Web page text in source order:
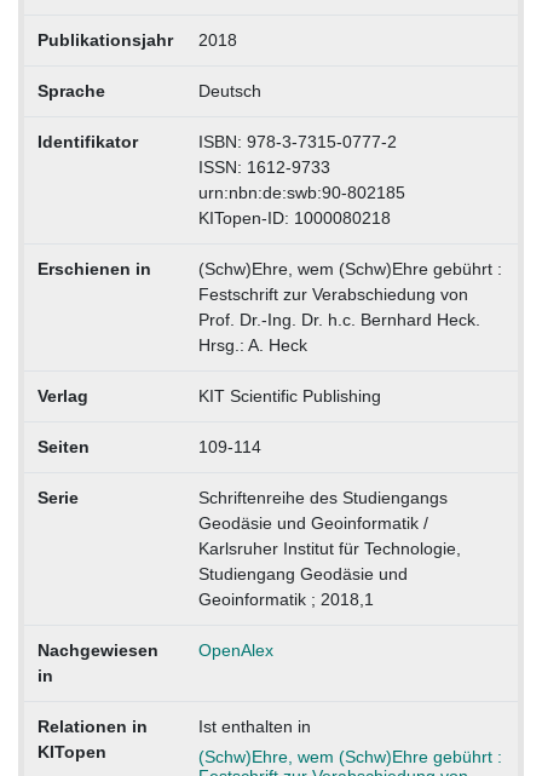
Publikationsjahr 2018
Sprache Deutsch
Identifikator
ISBN: 978-3-7315-0777-2
ISSN: 1612-9733
urn:nbn:de:swb:90-802185
KITopen-ID: 1000080218
Erschienen in
(Schw)Ehre, wem (Schw)Ehre gebührt :
Festschrift zur Verabschiedung von
Prof. Dr.-Ing. Dr. h.c. Bernhard Heck.
Hrsg.: A. Heck
Verlag KIT Scientific Publishing
Seiten 109-114
Serie
Schriftenreihe des Studiengangs
Geodäsie und Geoinformatik /
Karlsruher Institut für Technologie,
Studiengang Geodäsie und
Geoinformatik ; 2018,1
Nachgewiesen
in
OpenAlex
Relationen in
KITopen
Ist enthalten in
(Schw)Ehre, wem (Schw)Ehre gebührt :